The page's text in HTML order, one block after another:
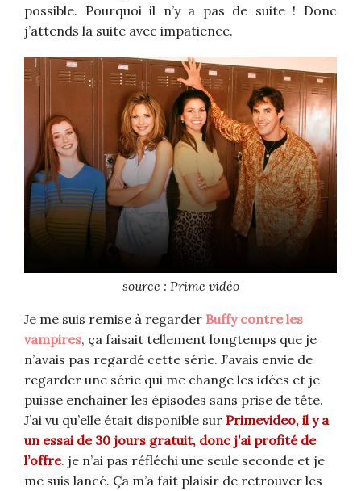
possible. Pourquoi il n’y a pas de suite ! Donc
j’attends la suite avec impatience.
source : Prime vidéo
Je me suis remise à regarder Buffy contre les
vampires, ça faisait tellement longtemps que je
n’avais pas regardé cette série. J’avais envie de
regarder une série qui me change les idées et je
puisse enchainer les épisodes sans prise de tête.
J’ai vu qu’elle était disponible sur Primevideo, il y a
un essai de 30 jours gratuit, donc j’ai profité de
l’offre. je n’ai pas réfléchi une seule seconde et je
me suis lancé. Ça m’a fait plaisir de retrouver les